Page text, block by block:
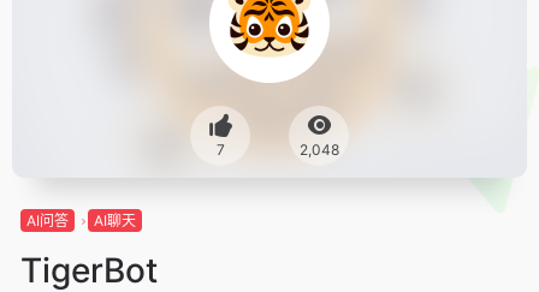
7 2,048
AI问答 AI聊天
TigerBot